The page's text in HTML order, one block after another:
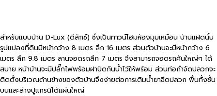
สำหรับแบบบ้าน D-Lux (ดีลักซ์) ซึ่งเป็นทาวน์โฮมห้องมุมเหมือน บ้านแฝดนั้น
รูปแปลงที่ดินมีหน้ากว้าง 8 เมตร ลึก 16 เมตร ส่วนตัวบ้านจะมีหน้ากว้าง 6
เมตร ลึก 9.8 เมตร ลานจอดรถลึก 7 เมตร จึงสามารถจอดรถคันใหญ่ๆ ได้
สบาย หน้าบ้านจะมีปลั๊กไฟพร้อมฝาปิดกันน้ำไว้ให้พร้อม ส่วนท่อกำจัดปลวกจะ
ติดตั้งบริเวณด้านข้างของตัวบ้านจึงง่ายต่อการเติมน้ำยาฉีดปลวก พื้นทั้งชั้น
บนและล่างปูแกรนิโต้แผ่นใหญ่